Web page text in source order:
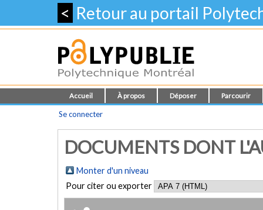
< Retour au portail
Accueil À propos Déposer Parcourir
Se connecter
DOCUMENTS DONT
Monter d'un niveau
Pour citer ou exporter